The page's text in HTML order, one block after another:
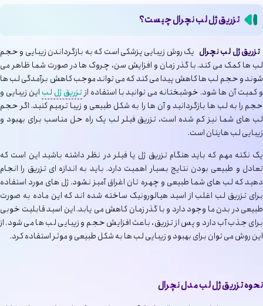
تزریق ژل لب نچرال چیست؟
تزریق ژل لب نچرال یک روش زیبایی پزشکی است که به بازگرداندن زیبایی و حجم
لب ها کمک می کند. با گذر زمان و افزایش سن، چروک ها در صورت شما ظاهر می
شوند و حجم لب ها کاهش پیدا می کند که می تواند موجب کاهش برآمدگی لب ها
و کمیت آن ها شود. خوشبختانه می توانید با استفاده ازتزریق ژل لب این زیبایی و
حجم را به لب ها بازگردانید و آن ها را به شکل طبیعی و زیبا ترمیم کنید. اگر حجم
لب های شما نیز کم شده است، تزریق فیلر لب یک راه حل مناسب برای بهبود و
زیبایی لب هایتان است.
یک نکته مهم که باید هنگام تزریق ژل یا فیلر در نظر داشته باشید این است که
تعادل و طبیعی بودن نتایج بسیار اهمیت دارد. باید به اندازه ای تزریق را انجام
دهید که لب های شما طبیعی و چهره تان اغراق آمیز نشود. ژل های مورد استفاده
برای تزریق لب اغلب از اسید هیالورونیک ساخته شده اند که این ماده به صورت
طبیعی در بدن ما وجود دارد و با گذر زمان کاهش می یابد. این اسید قابلیت خوبی
برای جذب آب دارد و پس از تزریق، باعث افزایش حجم و زیبایی لب ها می شود. از
این روش می توان برای بهبود و زیبایی لب ها به شکل طبیعی و موثر استفاده کرد.
نحوه تزریق ژل لب مدل نچرال